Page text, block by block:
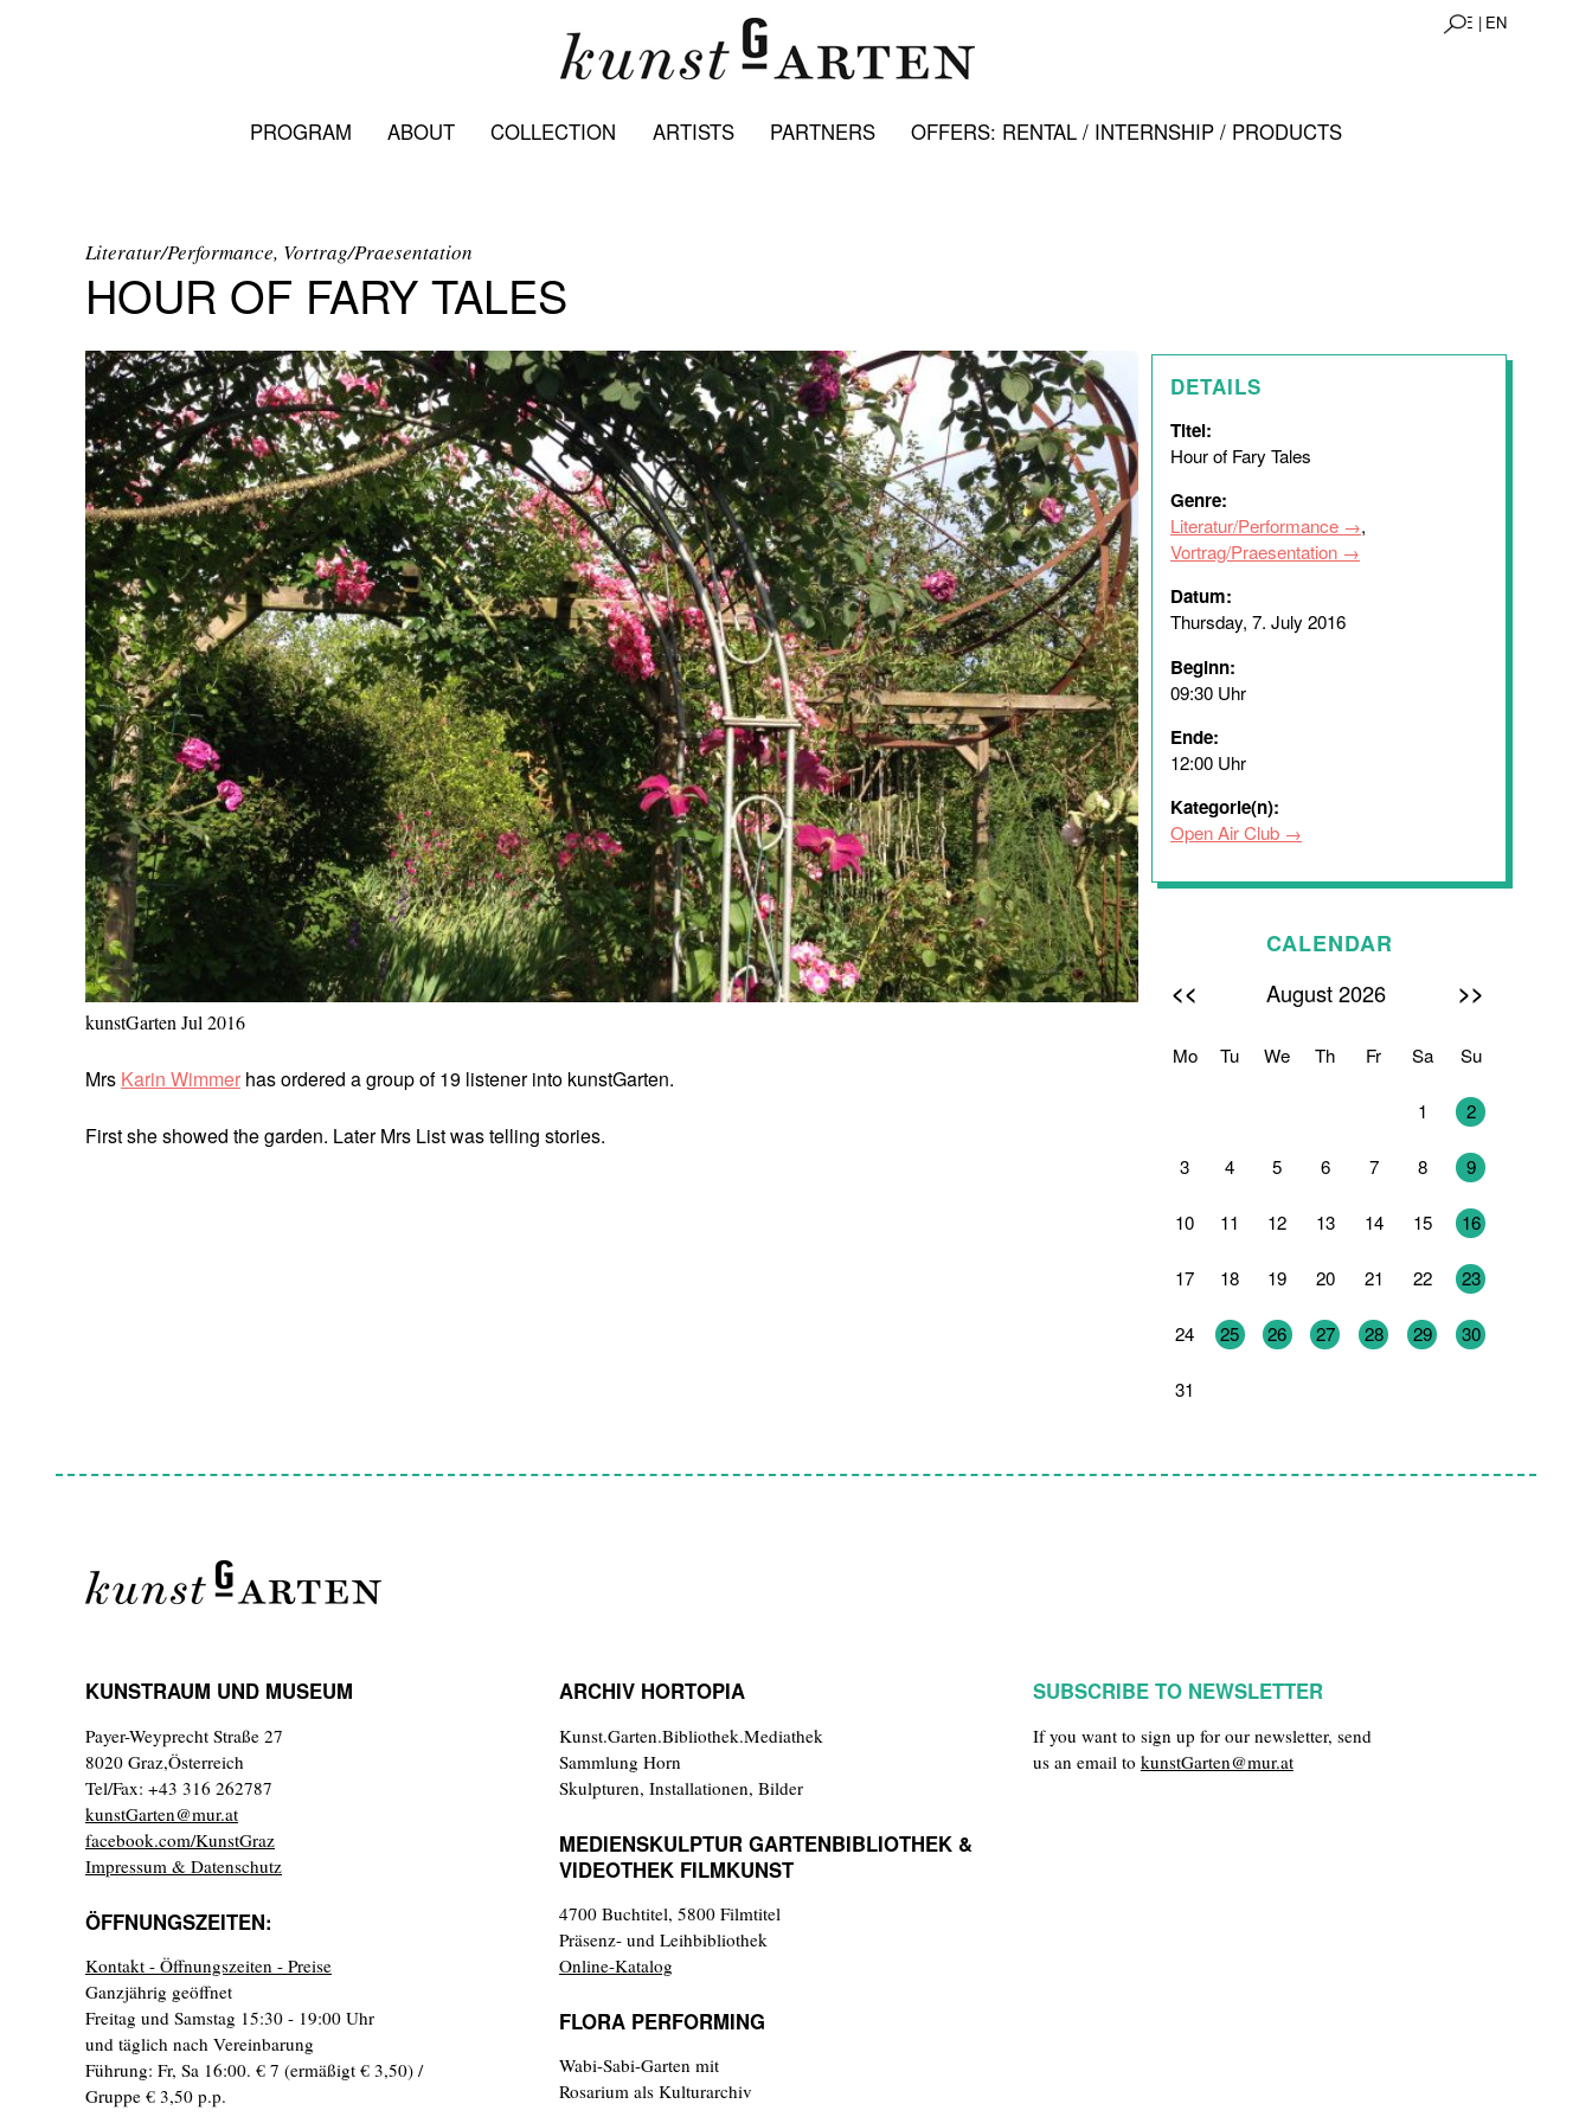
DE | EN
PROGRAM ABOUT COLLECTION ARTISTS PARTNERS OFFERS: RENTAL / INTERNSHIP / PRODUCTS
Literatur/Performance, Vortrag/Praesentation
HOUR OF FARY TALES
kunstGarten Jul 2016
Mrs Karin Wimmer has ordered a group of 19 listener into kunstGarten.
First she showed the garden. Later Mrs List was telling stories.
DETAILS
Titel:
Hour of Fary Tales
Genre:
Literatur/Performance
,
Vortrag/Praesentation
Datum:
Thursday, 7. July 2016
Beginn:
09:30 Uhr
Ende:
12:00 Uhr
Kategorie(n):
Open Air Club
CALENDAR
<< August 2026 >>
Mo Tu We Th Fr Sa Su
1 2
3 4 5 6 7 8 9
10 11 12 13 14 15 16
17 18 19 20 21 22 23
24 25 26 27 28 29 30
31
KUNSTRAUM UND MUSEUM
Payer-Weyprecht Straße 27
8020 Graz,Österreich
Tel/Fax: +43 316 262787
kunstGarten@mur.at
facebook.com/KunstGraz
Impressum & Datenschutz
ÖFFNUNGSZEITEN:
Kontakt - Öffnungszeiten - Preise
Ganzjährig geöffnet
Freitag und Samstag 15:30 - 19:00 Uhr
und täglich nach Vereinbarung
Führung: Fr, Sa 16:00. € 7 (ermäßigt € 3,50) /
Gruppe € 3,50 p.p.
ARCHIV HORTOPIA
Kunst.Garten.Bibliothek.Mediathek
Sammlung Horn
Skulpturen, Installationen, Bilder
MEDIENSKULPTUR GARTENBIBLIOTHEK &
VIDEOTHEK FILMKUNST
4700 Buchtitel, 5800 Filmtitel
Präsenz- und Leihbibliothek
Online-Katalog
FLORA PERFORMING
Wabi-Sabi-Garten mit
Rosarium als Kulturarchiv
SUBSCRIBE TO NEWSLETTER
If you want to sign up for our newsletter, send
us an email to kunstGarten@mur.at